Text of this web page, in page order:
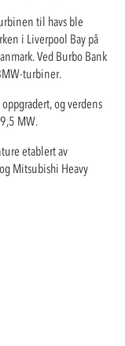
til havs ble
i Liverpool Bay på
Ved Burbo Bank
turbiner.
og verdens
MW.
etablert av
Mitsubishi Heavy